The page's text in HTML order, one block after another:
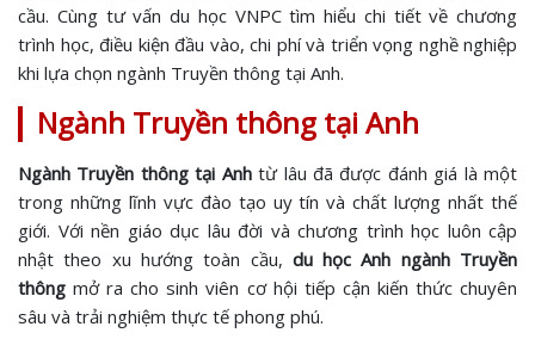
cầu. Cùng tư vấn du học VNPC tìm hiểu chi tiết về chương
trình học, điều kiện đầu vào, chi phí và triển vọng nghề nghiệp
khi lựa chọn ngành Truyền thông tại Anh.
Ngành Truyền thông tại Anh
Ngành Truyền thông tại Anhtừ lâu đã được đánh giá là một
trong những lĩnh vực đào tạo uy tín và chất lượng nhất thế
giới. Với nền giáo dục lâu đời và chương trình học luôn cập
nhật theo xu hướng toàn cầu, du học Anh ngành Truyền
thông mở ra cho sinh viên cơ hội tiếp cận kiến thức chuyên
sâu và trải nghiệm thực tế phong phú.